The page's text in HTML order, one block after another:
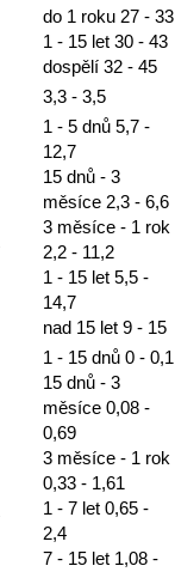
do 1 roku 27 - 33
1 - 15 let 30 - 43
dospělí 32 - 45
3,3 - 3,5
1 - 5 dnů 5,7 -
12,7
15 dnů - 3
měsíce 2,3 - 6,6
3 měsíce - 1 rok
2,2 - 11,2
1 - 15 let 5,5 -
14,7
nad 15 let 9 - 15
1 - 15 dnů 0 - 0,1
15 dnů - 3
měsíce 0,08 -
0,69
3 měsíce - 1 rok
0,33 - 1,61
1 - 7 let 0,65 -
2,4
7 - 15 let 1,08 -